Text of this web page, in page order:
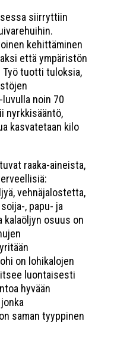
siirryttiin
kehittäminen
että ympäristön
tuotti tuloksia,
noin 70
nyrkkisääntö,
kasvatetaan kilo
raaka-aineista,
vehnäjalostetta,
, papu- ja
kalaöljyn osuus on
on lohikalojen
luontaisesti
hyvään
saman tyyppinen